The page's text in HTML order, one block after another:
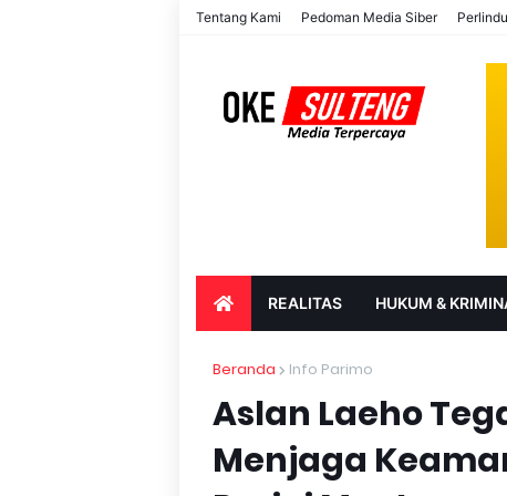
Tentang Kami Pedoman Media Siber
REALITAS HUKUM &
Beranda Info Parimo
Aslan Laeho
Menjaga